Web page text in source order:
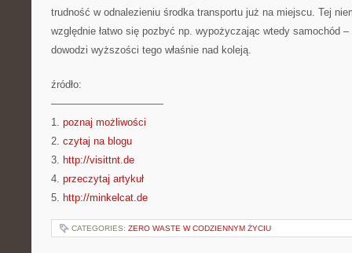
trudność w odnalezieniu środka transportu już na miejscu. Tej
względnie łatwo się pozbyć np. wypożyczając wtedy samochód
dowodzi wyższości tego właśnie nad koleją.
źródło:
———————————
1. poznaj możliwości
2. czytaj na blogu
3. http://visittnt.de
4. przeczytaj artykuł
5. http://minkelcat.de
CATEGORIES: ZERO WASTE W CODZIENNYM ŻYCIU